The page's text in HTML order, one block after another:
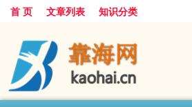
首 页 文章列表 知识分类